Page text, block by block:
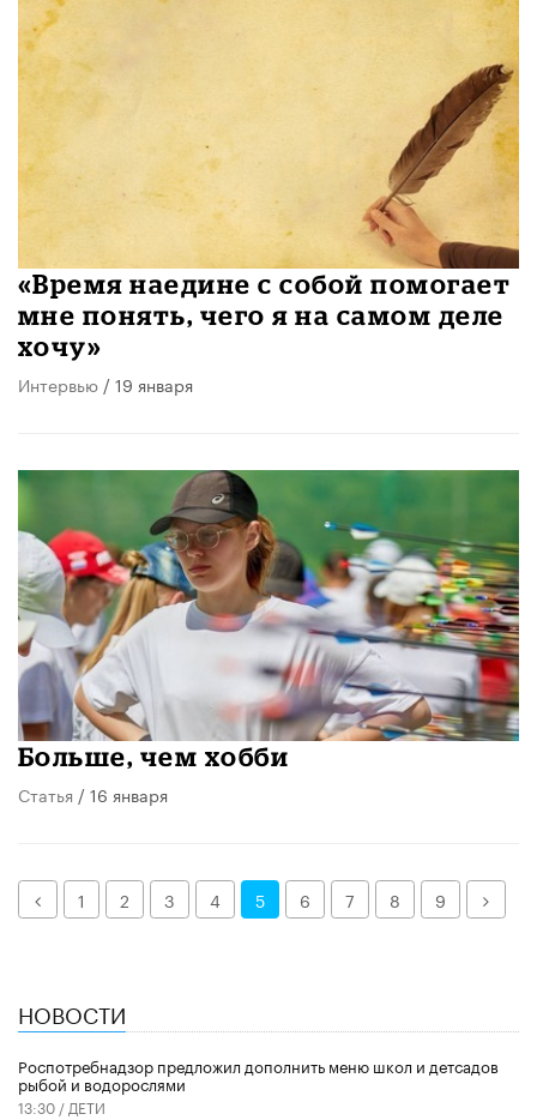
«Время наедине с собой помогает
мне понять, чего я на самом деле
хочу»
Интервью / 19 января
Больше, чем хобби
Статья / 16 января
Назад1 2 3 4 5 6 7 8 9 Далее
НОВОСТИ
Роспотребнадзор предложил дополнить меню школ и детсадов
рыбой и водорослями
13:30 / ДЕТИ